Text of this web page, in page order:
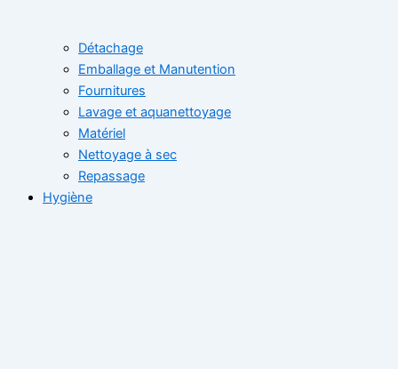
Détachage
Emballage et Manutention
Fournitures
Lavage et aquanettoyage
Matériel
Nettoyage à sec
Repassage
Hygiène